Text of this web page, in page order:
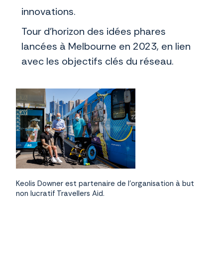
innovations.
Tour d’horizon des idées phares
lancées à Melbourne en 2023, en lien
avec les objectifs clés du réseau.
Keolis Downer est partenaire de l'organisation à but
non lucratif Travellers Aid.